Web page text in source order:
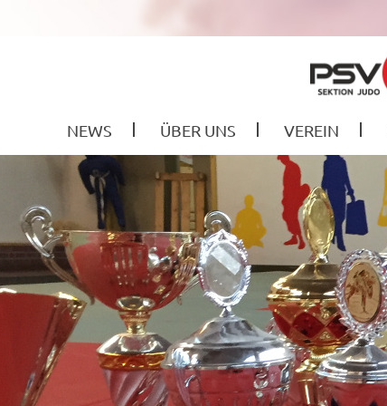
NEWS ÜBER UNS VEREIN